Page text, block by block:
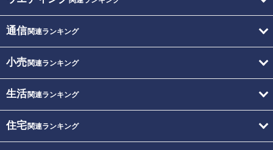
通信関連ランキング
小売関連ランキング
生活関連ランキング
住宅関連ランキング